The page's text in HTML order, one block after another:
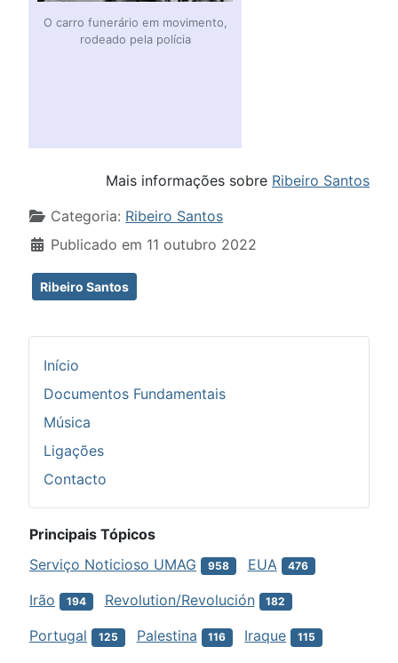
O carro funerário em movimento,
rodeado pela polícia
Mais informações sobre Ribeiro Santos
Detalhes
Categoria: Ribeiro Santos
Publicado em 11 outubro 2022
Ribeiro Santos
Início
Documentos Fundamentais
Música
Ligações
Contacto
Principais Tópicos
Serviço Noticioso UMAG
958 EUA 476
Irão 194 Revolution/Revolución 182
Portugal 125 Palestina 116 Iraque 115